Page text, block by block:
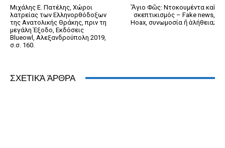
Μιχάλης Ε. Πατέλης, Χώροι
λατρείας των Ελληνορθόδοξων
της Ανατολικής Θράκης, πριν τη
μεγάλη Έξοδο, Εκδόσεις
Blueowl, Αλεξανδρούπολη 2019,
σ.σ. 160.
Ἅγιο Φῶς: Ντοκουμέντα καὶ
σκεπτικισμός – Fake news,
Hoax, συνωμοσία ἤ ἀλήθεια;
ΣΧΕΤΙΚΆ ΆΡΘΡΑ